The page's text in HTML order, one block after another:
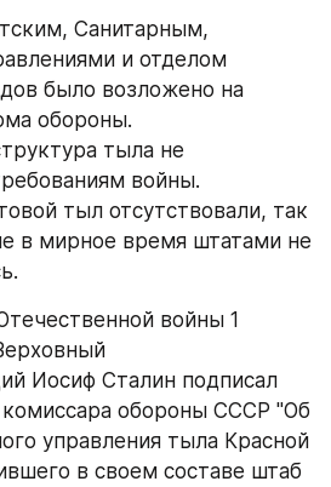
Санитарным,
и отделом
было возложено на
обороны.
тыла не
войны.
тыл отсутствовали, так
в мирное время штатами не
войны 1
Иосиф Сталин подписал
обороны СССР "Об
управления тыла Красной
в своем составе штаб